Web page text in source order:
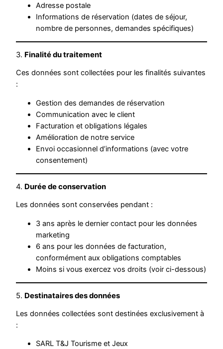
Adresse postale
Informations de réservation (dates de séjour,
nombre de personnes, demandes spécifiques)
3. Finalité du traitement
Ces données sont collectées pour les finalités suivantes
:
Gestion des demandes de réservation
Communication avec le client
Facturation et obligations légales
Amélioration de notre service
Envoi occasionnel d’informations (avec votre
consentement)
4. Durée de conservation
Les données sont conservées pendant :
3 ans après le dernier contact pour les données
marketing
6 ans pour les données de facturation,
conformément aux obligations comptables
Moins si vous exercez vos droits (voir ci-dessous)
5. Destinataires des données
Les données collectées sont destinées exclusivement à
:
SARL T&J Tourisme et Jeux